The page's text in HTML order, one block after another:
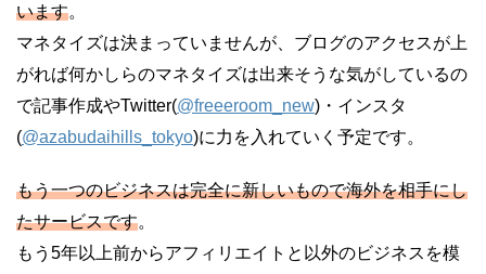
います。
マネタイズは決まっていませんが、ブログのアクセスが上
がれば何かしらのマネタイズは出来そうな気がしているの
で記事作成やTwitter(@freeeroom_new)・インスタ
(@azabudaihills_tokyo)に力を入れていく予定です。
もう一つのビジネスは完全に新しいもので海外を相手にし
たサービスです。
もう5年以上前からアフィリエイトと以外のビジネスを模